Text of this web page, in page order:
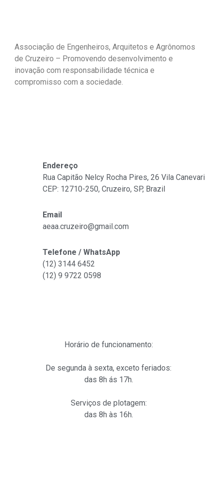
Associação de Engenheiros, Arquitetos e Agrônomos
de Cruzeiro – Promovendo desenvolvimento e
inovação com responsabilidade técnica e
compromisso com a sociedade.
Endereço
Rua Capitão Nelcy Rocha Pires, 26 Vila Canevari
CEP: 12710-250, Cruzeiro, SP, Brazil
Email
aeaa.cruzeiro@gmail.com
Telefone / WhatsApp
(12) 3144 6452
(12) 9 9722 0598
Horário de funcionamento:
De segunda à sexta, exceto feriados:
das 8h ás 17h.
Serviços de plotagem:
das 8h às 16h.